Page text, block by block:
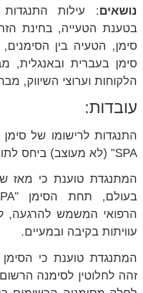
נושאים: עילות
בטענת הטעייה, בחינת
סימן, הטעיה בין
סימן בעברית ובאנגלית,
הלקוחות וערוצי השיווק,
עובדות:
SPA" (לא מעוצב) ביחס לתוסף תזונה בסוג 5.
הרפואי המשמש להרגעה,
עוויתות בקיבה ובמעיים.
המתנגדת טוענת כי
זהה לחלוטין לסימנה